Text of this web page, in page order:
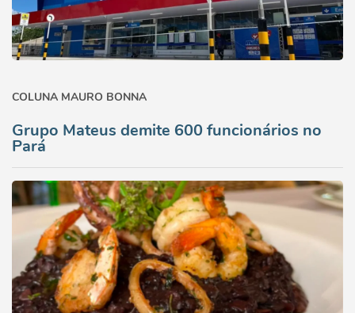
COLUNA MAURO BONNA
Grupo Mateus demite 600 funcionários no
Pará